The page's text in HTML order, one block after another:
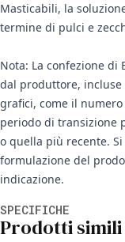
Masticabili, la
termine di pulci e
Nota: La confezione di
dal produttore,
grafici, come il
periodo di transizione
o quella più recente.
formulazione del
indicazione.
SPECIFICHE
Prodotti simili